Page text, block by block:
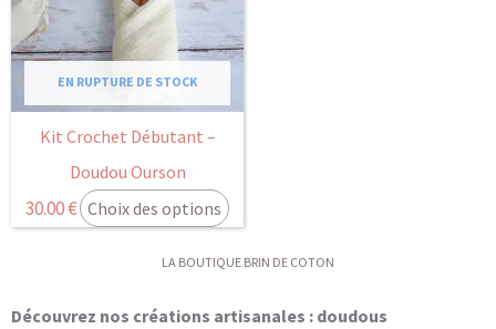
EN RUPTURE DE STOCK
Kit Crochet Débutant –
Doudou Ourson
30.00€ Choix des options
LA BOUTIQUE BRIN DE COTON
Découvrez nos créations artisanales : doudous